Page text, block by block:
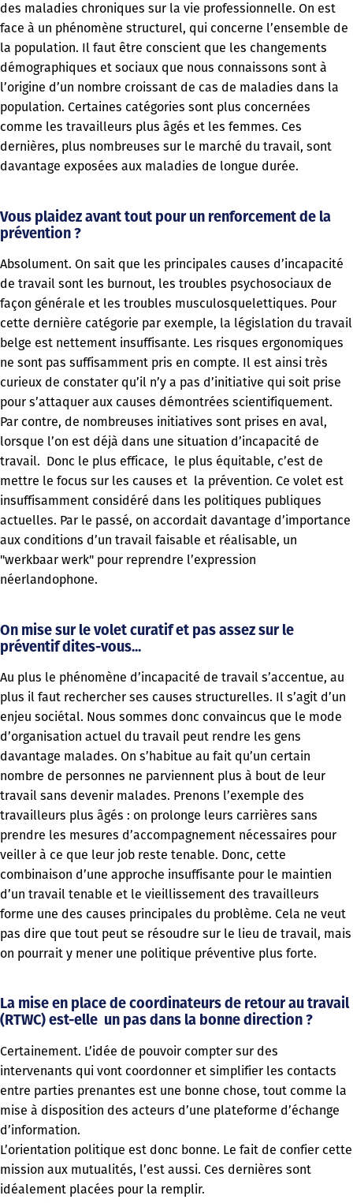
des maladies chroniques sur la vie professionnelle. On est
face à un phénomène structurel, qui concerne l’ensemble de
la population. Il faut être conscient que les changements
démographiques et sociaux que nous connaissons sont à
l’origine d’un nombre croissant de cas de maladies dans la
population. Certaines catégories sont plus concernées
comme les travailleurs plus âgés et les femmes. Ces
dernières, plus nombreuses sur le marché du travail, sont
davantage exposées aux maladies de longue durée.
Vous plaidez avant tout pour un renforcement de la
prévention ?
Absolument. On sait que les principales causes d’incapacité
de travail sont les burnout, les troubles psychosociaux de
façon générale et les troubles musculosquelettiques. Pour
cette dernière catégorie par exemple, la législation du travail
belge est nettement insuffisante. Les risques ergonomiques
ne sont pas suffisamment pris en compte. Il est ainsi très
curieux de constater qu’il n’y a pas d’initiative qui soit prise
pour s’attaquer aux causes démontrées scientifiquement.
Par contre, de nombreuses initiatives sont prises en aval,
lorsque l’on est déjà dans une situation d’incapacité de
travail. Donc le plus efficace, le plus équitable, c’est de
mettre le focus sur les causes et la prévention. Ce volet est
insuffisamment considéré dans les politiques publiques
actuelles. Par le passé, on accordait davantage d’importance
aux conditions d’un travail faisable et réalisable, un
"werkbaar werk" pour reprendre l’expression
néerlandophone.
On mise sur le volet curatif et pas assez sur le
préventif dites-vous...
Au plus le phénomène d’incapacité de travail s’accentue, au
plus il faut rechercher ses causes structurelles. Il s’agit d’un
enjeu sociétal. Nous sommes donc convaincus que le mode
d’organisation actuel du travail peut rendre les gens
davantage malades. On s’habitue au fait qu’un certain
nombre de personnes ne parviennent plus à bout de leur
travail sans devenir malades. Prenons l’exemple des
travailleurs plus âgés : on prolonge leurs carrières sans
prendre les mesures d’accompagnement nécessaires pour
veiller à ce que leur job reste tenable. Donc, cette
combinaison d’une approche insuffisante pour le maintien
d’un travail tenable et le vieillissement des travailleurs
forme une des causes principales du problème. Cela ne veut
pas dire que tout peut se résoudre sur le lieu de travail, mais
on pourrait y mener une politique préventive plus forte.
La mise en place de coordinateurs de retour au travail
(RTWC) est-elle un pas dans la bonne direction ?
Certainement. L’idée de pouvoir compter sur des
intervenants qui vont coordonner et simplifier les contacts
entre parties prenantes est une bonne chose, tout comme la
mise à disposition des acteurs d’une plateforme d’échange
d’information.
L’orientation politique est donc bonne. Le fait de confier cette
mission aux mutualités, l’est aussi. Ces dernières sont
idéalement placées pour la remplir.